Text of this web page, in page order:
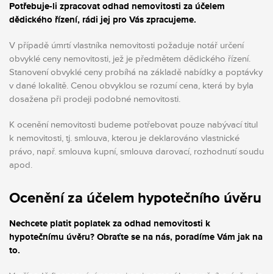
Potřebuje-li zpracovat odhad nemovitosti za účelem
dědického řízení, rádi jej pro Vás zpracujeme.
V případě úmrtí vlastníka nemovitosti požaduje notář určení
obvyklé ceny nemovitosti, jež je předmětem dědického řízení.
Stanovení obvyklé ceny probíhá na základě nabídky a poptávky
v dané lokalitě. Cenou obvyklou se rozumí cena, která by byla
dosažena při prodeji podobné nemovitosti.
K ocenění nemovitosti budeme potřebovat pouze nabývací titul
k nemovitosti, tj. smlouva, kterou je deklarováno vlastnické
právo, např. smlouva kupní, smlouva darovací, rozhodnutí soudu
apod.
Ocenění za účelem hypotečního úvěru
Nechcete platit poplatek za odhad nemovitosti k
hypotečnímu úvěru? Obraťte se na nás, poradíme Vám jak na
to.